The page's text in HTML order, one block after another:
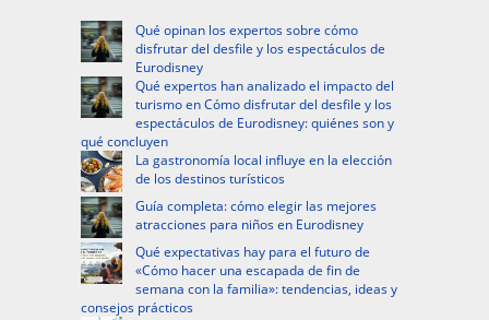
Qué opinan los expertos sobre cómo
disfrutar del desfile y los espectáculos de
Eurodisney
Qué expertos han analizado el impacto del
turismo en Cómo disfrutar del desfile y los
espectáculos de Eurodisney: quiénes son y
qué concluyen
La gastronomía local influye en la elección
de los destinos turísticos
Guía completa: cómo elegir las mejores
atracciones para niños en Eurodisney
Qué expectativas hay para el futuro de
«Cómo hacer una escapada de fin de
semana con la familia»: tendencias, ideas y
consejos prácticos